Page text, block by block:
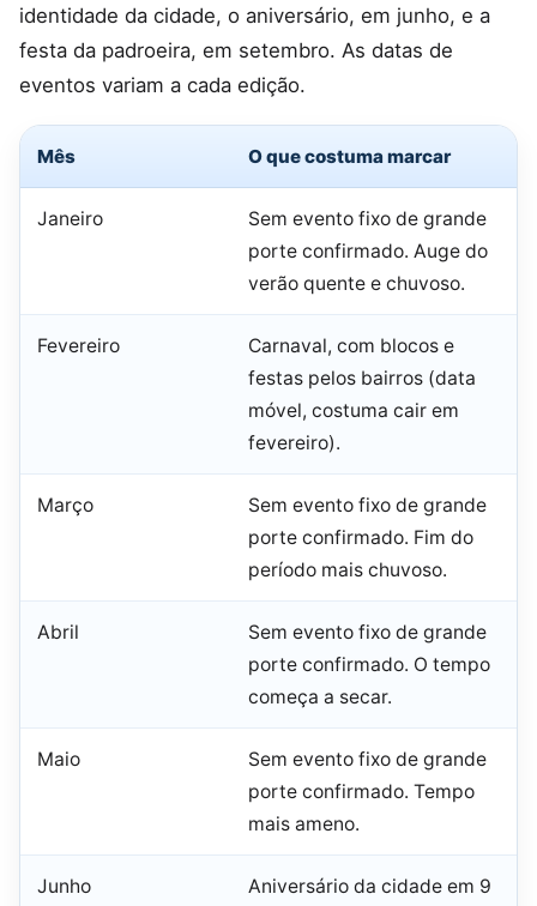
identidade da cidade, o aniversário, em junho, e a
festa da padroeira, em setembro. As datas de
eventos variam a cada edição.
Mês O que costuma marcar
Janeiro
Sem evento fixo de grande
porte confirmado. Auge do
verão quente e chuvoso.
Fevereiro
Carnaval, com blocos e
festas pelos bairros (data
móvel, costuma cair em
fevereiro).
Março
Sem evento fixo de grande
porte confirmado. Fim do
período mais chuvoso.
Abril
Sem evento fixo de grande
porte confirmado. O tempo
começa a secar.
Maio
Sem evento fixo de grande
porte confirmado. Tempo
mais ameno.
Junho
Aniversário da cidade em 9